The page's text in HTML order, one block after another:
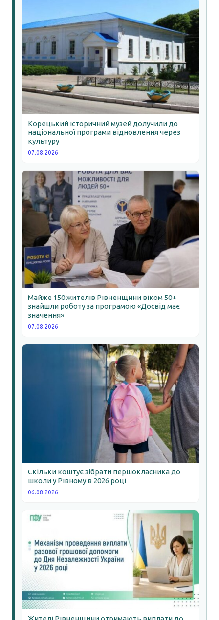
Корецький історичний музей долучили до
національної програми відновлення через
культуру
07.08.2026
Майже 150 жителів Рівненщини віком 50+
знайшли роботу за програмою «Досвід має
значення»
07.08.2026
Скільки коштує зібрати першокласника до
школи у Рівному в 2026 році
06.08.2026
Жителі Рівненщини отримають виплати до